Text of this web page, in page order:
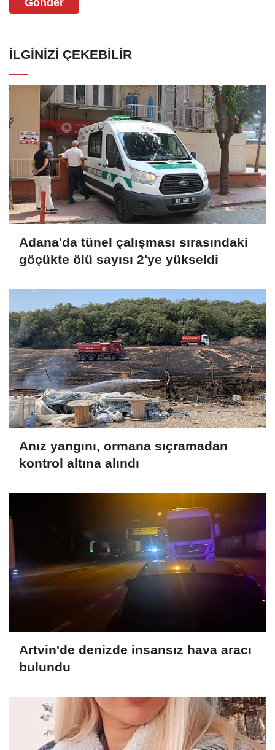
Gönder
İLGINIZI ÇEKEBILIR
Adana'da tünel çalışması sırasındaki
göçükte ölü sayısı 2'ye yükseldi
Anız yangını, ormana sıçramadan
kontrol altına alındı
Artvin'de denizde insansız hava aracı
bulundu